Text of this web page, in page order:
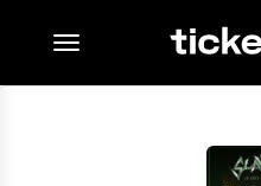
desplegar navegación